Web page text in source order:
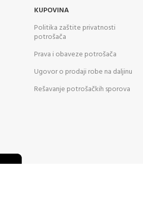
KUPOVINA
Politika zaštite privatnosti
potrošača
Prava i obaveze potrošača
Ugovor o prodaji robe na daljinu
Rešavanje potrošačkih sporova